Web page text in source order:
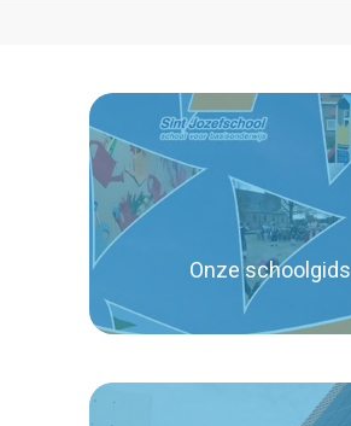
Onze schoolgids